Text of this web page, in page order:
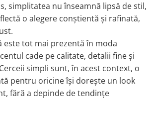
simplitatea nu înseamnă lipsă de stil,
o alegere conștientă și rafinată,
este tot mai prezentă în moda
cade pe calitate, detalii fine și
simpli sunt, în acest context, o
pentru oricine își dorește un look
fără a depinde de tendințe